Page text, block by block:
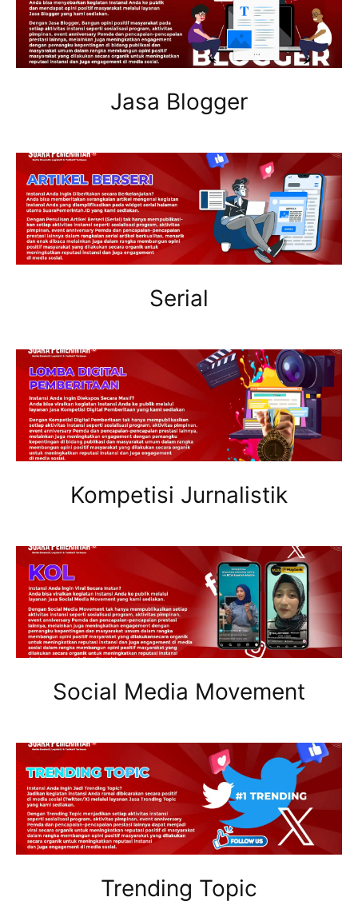
Jasa Blogger
Serial
Kompetisi Jurnalistik
Social Media Movement
Trending Topic